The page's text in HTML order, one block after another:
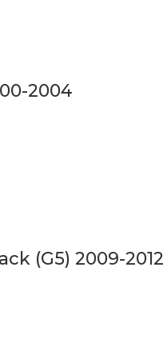
2004
(G5) 2009-2012